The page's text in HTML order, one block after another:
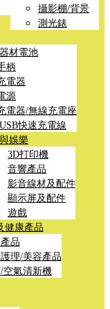
攝影棚/背景
測光錶
材電池
柄
電器
源
電器/無線充電座
快速充電線
娛樂
3D打印機
音響產品
影音線材及配件
顯示屏及配件
遊戲
健康產品
品
理/美容產品
空氣清新機